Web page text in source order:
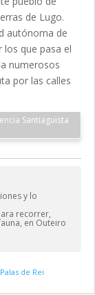
de Lugo.
autónoma de
los que pasa el
numerosos
por las calles
Santiaguista
y lo
recorrer,
en Outeiro
Ir a ver Palas de Rei